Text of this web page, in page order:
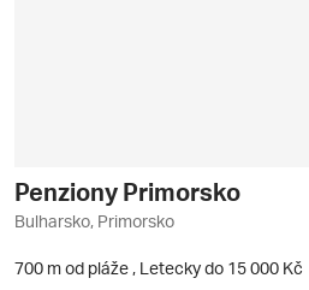
Penziony Primorsko
Bulharsko, Primorsko
700 m od pláže , Letecky do 15 000 Kč